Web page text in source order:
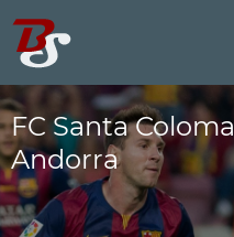
FC Santa Coloma
Andorra